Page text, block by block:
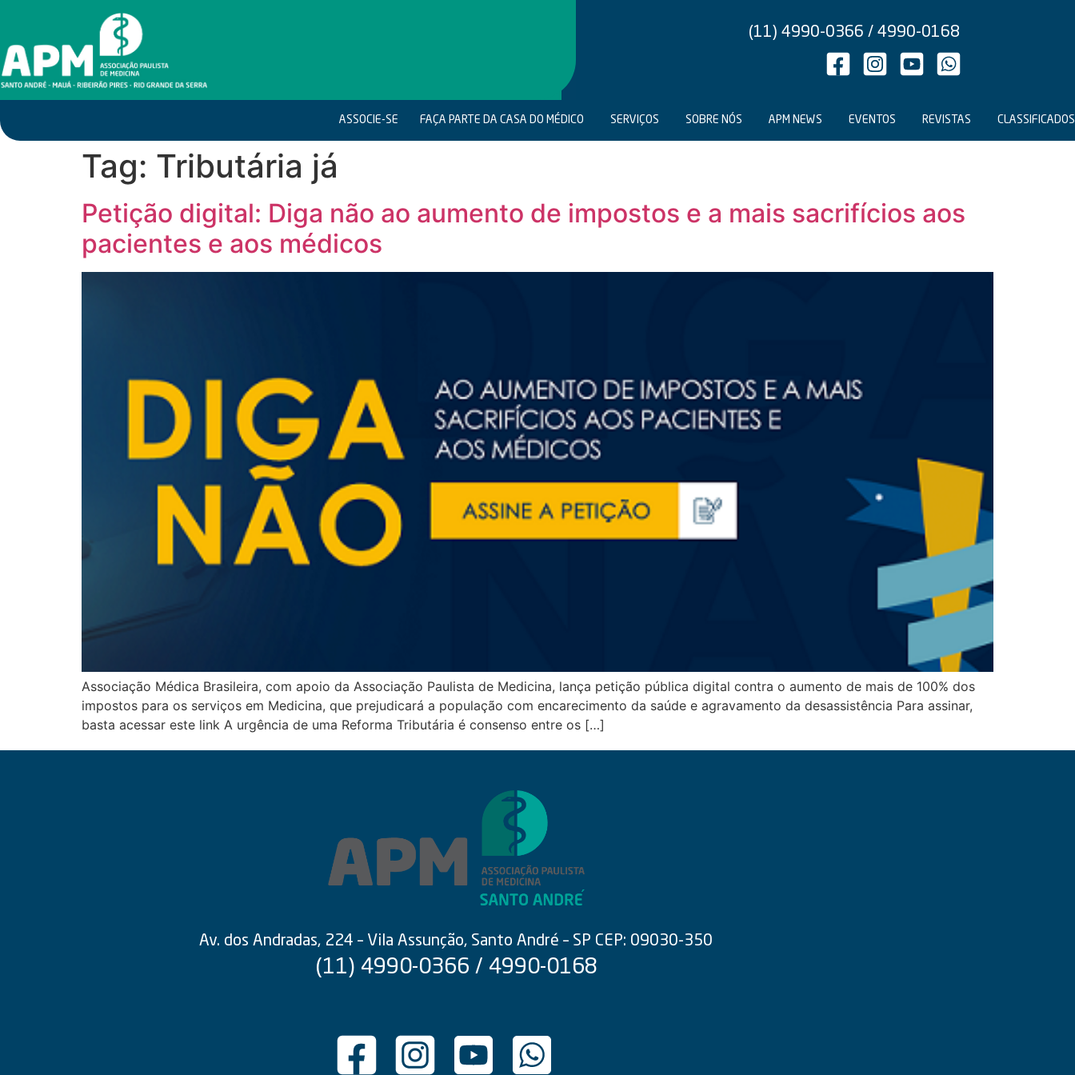
(11) 4990-0366 / 4990-0168
ASSOCIE-SE FAÇA PARTE DA CASA DO MÉDICO SERVIÇOS SOBRE NÓS APM NEWS EVENTOS REVISTAS CLASSIFICADOS
Tag: Tributária já
Petição digital: Diga não ao aumento de impostos e a mais sacrifícios aos
pacientes e aos médicos
Associação Médica Brasileira, com apoio da Associação Paulista de Medicina, lança petição pública digital contra o aumento de mais de 100% dos
impostos para os serviços em Medicina, que prejudicará a população com encarecimento da saúde e agravamento da desassistência Para assinar,
basta acessar este link A urgência de uma Reforma Tributária é consenso entre os […]
Av. dos Andradas, 224 – Vila Assunção, Santo André – SP CEP: 09030-350
(11) 4990-0366 / 4990-0168